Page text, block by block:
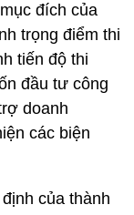
đích của
trọng điểm thi
tiến độ thi
đầu tư công
doanh
các biện
của thành